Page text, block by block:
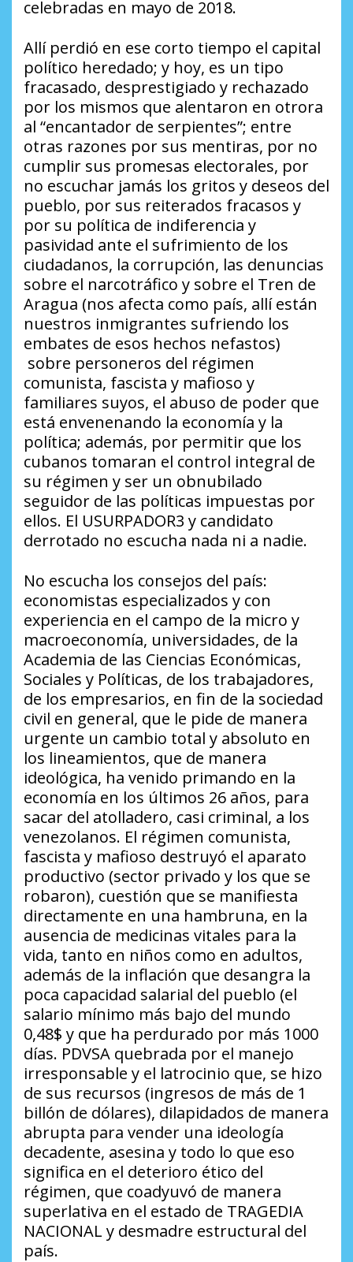
celebradas en mayo de 2018.
Allí perdió en ese corto tiempo el capital
político heredado; y hoy, es un tipo
fracasado, desprestigiado y rechazado
por los mismos que alentaron en otrora
al “encantador de serpientes”; entre
otras razones por sus mentiras, por no
cumplir sus promesas electorales, por
no escuchar jamás los gritos y deseos del
pueblo, por sus reiterados fracasos y
por su política de indiferencia y
pasividad ante el sufrimiento de los
ciudadanos, la corrupción, las denuncias
sobre el narcotráfico y sobre el Tren de
Aragua (nos afecta como país, allí están
nuestros inmigrantes sufriendo los
embates de esos hechos nefastos)
sobre personeros del régimen
comunista, fascista y mafioso y
familiares suyos, el abuso de poder que
está envenenando la economía y la
política; además, por permitir que los
cubanos tomaran el control integral de
su régimen y ser un obnubilado
seguidor de las políticas impuestas por
ellos. El USURPADOR3 y candidato
derrotado no escucha nada ni a nadie.
No escucha los consejos del país:
economistas especializados y con
experiencia en el campo de la micro y
macroeconomía, universidades, de la
Academia de las Ciencias Económicas,
Sociales y Políticas, de los trabajadores,
de los empresarios, en fin de la sociedad
civil en general, que le pide de manera
urgente un cambio total y absoluto en
los lineamientos, que de manera
ideológica, ha venido primando en la
economía en los últimos 26 años, para
sacar del atolladero, casi criminal, a los
venezolanos. El régimen comunista,
fascista y mafioso destruyó el aparato
productivo (sector privado y los que se
robaron), cuestión que se manifiesta
directamente en una hambruna, en la
ausencia de medicinas vitales para la
vida, tanto en niños como en adultos,
además de la inflación que desangra la
poca capacidad salarial del pueblo (el
salario mínimo más bajo del mundo
0,48$ y que ha perdurado por más 1000
días. PDVSA quebrada por el manejo
irresponsable y el latrocinio que, se hizo
de sus recursos (ingresos de más de 1
billón de dólares), dilapidados de manera
abrupta para vender una ideología
decadente, asesina y todo lo que eso
significa en el deterioro ético del
régimen, que coadyuvó de manera
superlativa en el estado de TRAGEDIA
NACIONAL y desmadre estructural del
país.